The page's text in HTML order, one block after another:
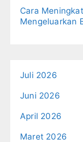
Cara
Mengeluarkan
Juli 2026
Juni 2026
April 2026
Maret 2026